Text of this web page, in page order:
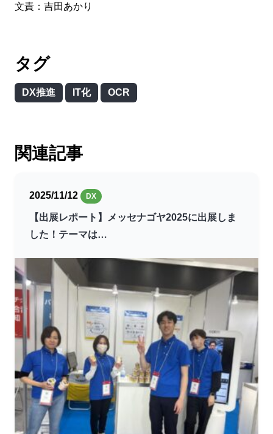
文責：吉田あかり
タグ
DX推進 IT化 OCR
関連記事
2025/11/12 DX
【出展レポート】メッセナゴヤ2025に出展しま
した！テーマは…